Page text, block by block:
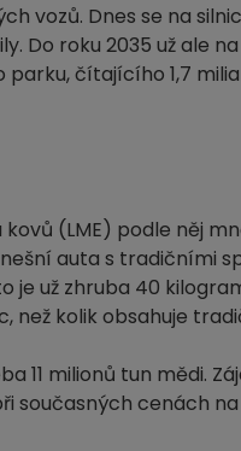
vozů. Dnes se na
Do roku 2035 už ale
čítajícího 1,7
(LME) podle něj
auta s tradičními
je už zhruba 40
než kolik obsahuje
milionů tun mědi.
cenách